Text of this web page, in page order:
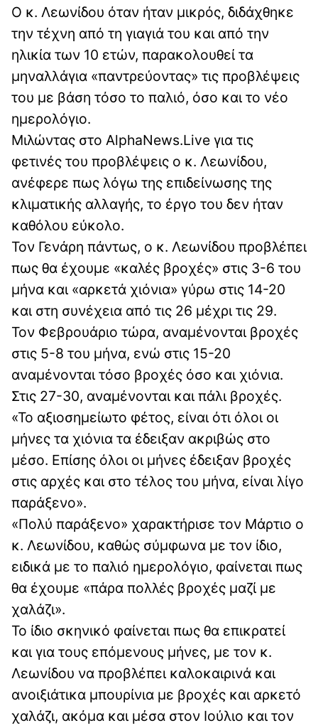
Ο κ. Λεωνίδου όταν ήταν μικρός, διδάχθηκε
την τέχνη από τη γιαγιά του και από την
ηλικία των 10 ετών, παρακολουθεί τα
μηναλλάγια «παντρεύοντας» τις προβλέψεις
του με βάση τόσο το παλιό, όσο και το νέο
ημερολόγιο.
Μιλώντας στο AlphaNews.Live για τις
φετινές του προβλέψεις ο κ. Λεωνίδου,
ανέφερε πως λόγω της επιδείνωσης της
κλιματικής αλλαγής, το έργο του δεν ήταν
καθόλου εύκολο.
Τον Γενάρη πάντως, ο κ. Λεωνίδου προβλέπει
πως θα έχουμε «καλές βροχές» στις 3-6 του
μήνα και «αρκετά χιόνια» γύρω στις 14-20
και στη συνέχεια από τις 26 μέχρι τις 29.
Τον Φεβρουάριο τώρα, αναμένονται βροχές
στις 5-8 του μήνα, ενώ στις 15-20
αναμένονται τόσο βροχές όσο και χιόνια.
Στις 27-30, αναμένονται και πάλι βροχές.
«Το αξιοσημείωτο φέτος, είναι ότι όλοι οι
μήνες τα χιόνια τα έδειξαν ακριβώς στο
μέσο. Επίσης όλοι οι μήνες έδειξαν βροχές
στις αρχές και στο τέλος του μήνα, είναι λίγο
παράξενο».
«Πολύ παράξενο» χαρακτήρισε τον Μάρτιο ο
κ. Λεωνίδου, καθώς σύμφωνα με τον ίδιο,
ειδικά με το παλιό ημερολόγιο, φαίνεται πως
θα έχουμε «πάρα πολλές βροχές μαζί με
χαλάζι».
Το ίδιο σκηνικό φαίνεται πως θα επικρατεί
και για τους επόμενους μήνες, με τον κ.
Λεωνίδου να προβλέπει καλοκαιρινά και
ανοιξιάτικα μπουρίνια με βροχές και αρκετό
χαλάζι, ακόμα και μέσα στον Ιούλιο και τον